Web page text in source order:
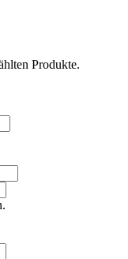
Produkte.